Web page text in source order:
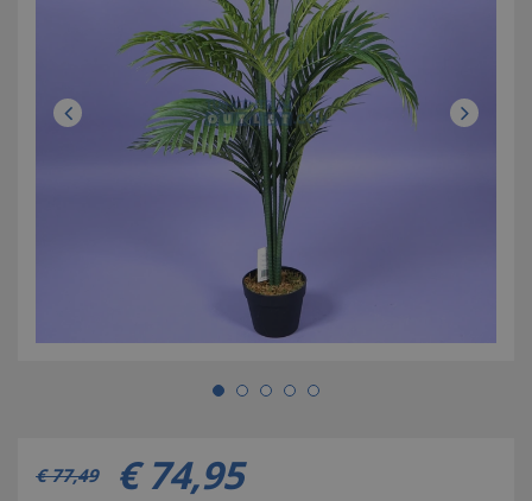
€ 77,49 € 74,95